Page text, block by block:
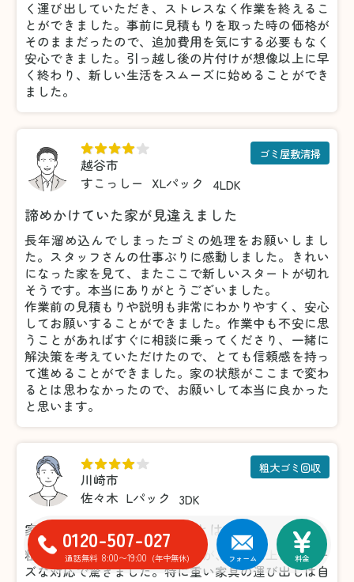
く運び出していただき、ストレスなく作業を終えるこ
とができました。事前に見積もりを取った時の価格が
そのままだったので、追加費用を気にする必要もなく
安心できました。引っ越し後の片付けが想像以上に早
く終わり、新しい生活をスムーズに始めることができ
ました。
越谷市
すこっしー
XLパック 4LDK
ゴミ屋敷清掃
諦めかけていた家が見違えました
長年溜め込んでしまったゴミの処理をお願いしまし
た。スタッフさんの仕事ぶりに感動しました。きれい
になった家を見て、またここで新しいスタートが切れ
そうです。本当にありがとうございました。
作業前の見積もりや説明も非常にわかりやすく、安心
してお願いすることができました。作業中も不安に思
うことがあればすぐに相談に乗ってくださり、一緒に
解決策を考えていただけたので、とても信頼感を持っ
て進めることができました。家の状態がここまで変わ
るとは思わなかったので、お願いして本当に良かった
と思います。
川崎市
佐々木 Lパック 3DK
粗大ゴミ回収
家具の処分がこんなに楽だとは！
粗大ゴミの処分で利用しましたが、想像以上にスムー
ズな対応で驚きました。特に重い家具の運び出しは自
0120-507-027
通話無料 8:00〜19:00 (年中無休) フォーム 料金